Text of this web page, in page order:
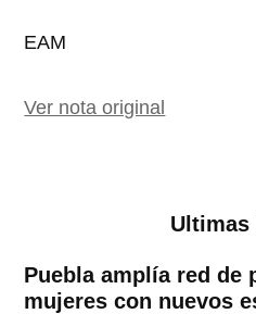
EAM
Ver nota original
Ultimas
Puebla amplía red de
mujeres con nuevos